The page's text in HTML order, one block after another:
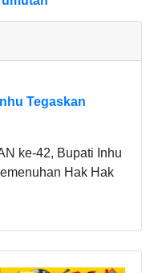
Tegaskan
ke-42, Bupati Inhu
Hak Hak